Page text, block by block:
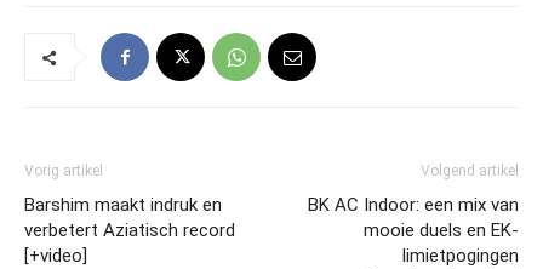
Vorig artikel
Barshim maakt indruk en
verbetert Aziatisch record
[+video]
Volgend artikel
BK AC Indoor: een mix van
mooie duels en EK-
limietpogingen